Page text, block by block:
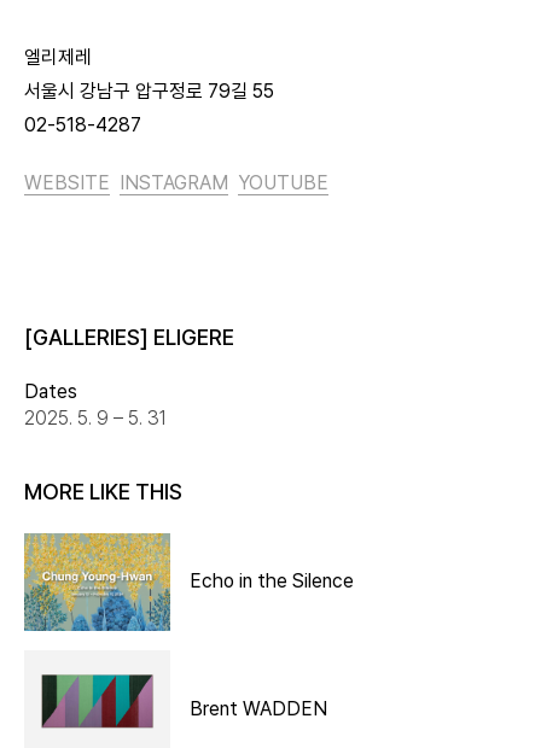
엘리제레
서울시 강남구 압구정로 79길 55
02-518-4287
WEBSITE INSTAGRAM YOUTUBE
[GALLERIES] ELIGERE
Dates
2025. 5. 9 – 5. 31
MORE LIKE THIS
Echo in the Silence
Brent WADDEN